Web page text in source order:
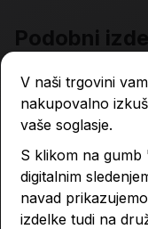
Podobni
V naši trgovini
nakupovalno
vaše soglasje.
S klikom na
digitalnim
navad
izdelke tudi na